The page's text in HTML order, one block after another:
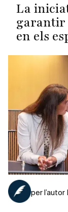
La
en els
per l’autor